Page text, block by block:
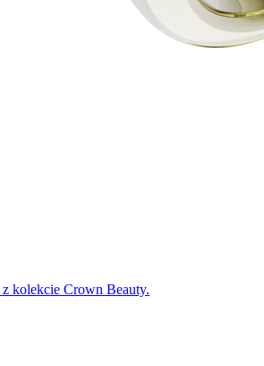
z kolekcie Crown Beauty.